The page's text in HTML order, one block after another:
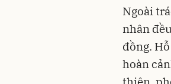
Ngoài
nhân
đồng.
hoàn